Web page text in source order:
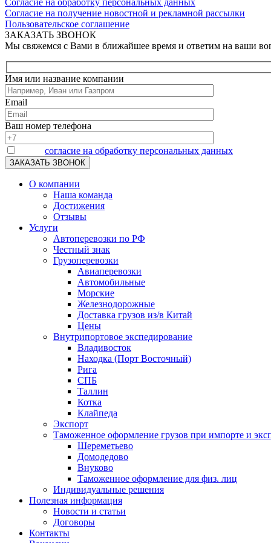
Согласие на обработку персональных данных
Согласие на получение новостной и рекламной рассылки
Пользовательское соглашение
ЗАКАЗАТЬ ЗВОНОК
Мы свяжемся с Вами в ближайшее время и ответим на ваши
Имя или название компании
Email
Ваш номер телефона
согласие на обработку персональных данных
О компании
Наша команда
Достижения
Отзывы
Услуги
Автоперевозки по РФ
Честный знак
Грузоперевозки
Авиаперевозки
Автомобильные
Морские
Железнодорожные
Доставка грузов из/в Китай
Цены
Внутрипортовое экспедирование
Владивосток
Находка (Порт Восточный)
Рига
СПБ
Таллин
Котка
Клайпеда
Экспорт
Таможенное оформление грузов при импорте и
Шереметьево
Домодедово
Внуково
Таможенное оформление для физ. лиц
Индивидуальные решения
Полезная информация
Новости и статьи
Договоры
Контакты